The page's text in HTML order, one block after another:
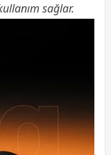
sağlar.